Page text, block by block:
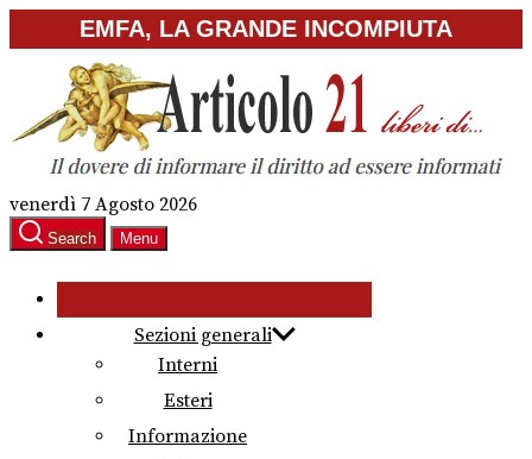
to
content
EMFA, LA GRANDE INCOMPIUTA
venerdì 7 Agosto 2026
Search Menu
Sezioni generali
Interni
Esteri
Informazione